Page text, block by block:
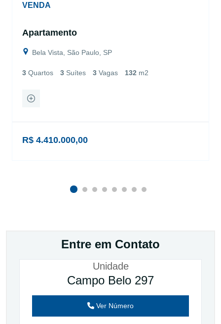
VENDA
Apartamento
Bela Vista, São Paulo, SP
3 Quartos 3 Suítes 3 Vagas 132 m2
R$ 4.410.000,00
Entre em Contato
Unidade
Campo Belo 297
Ver Número